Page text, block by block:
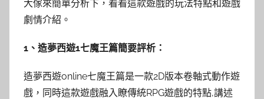
大傢來簡單分析下，看看這款遊戲的玩法特點和遊戲
劇情介紹。
1、造夢西遊1七魔王篇簡要評析：
造夢西遊online七魔王篇是一款2D版本卷軸式動作遊
戲，同時這款遊戲融入瞭傳統RPG遊戲的特點,講述